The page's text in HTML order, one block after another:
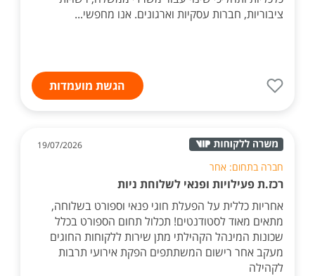
ציבוריות, חברות עסקיות וארגונים. אנו מחפשי...
הגשת מועמדות
19/07/2026
חברה בתחום: אחר
רכז.ת פעילויות ופנאי לשלוחת ניות
אחריות כללית על הפעלת חוגי פנאי וספורט בשלוחה,
מתאים מאוד לסטודנטים! תכלול תחום הספורט בכלל
שכונות המינהל הקהילתי מתן שירות ללקוחות החוגים
מעקב אחר רישום המשתתפים הפקת אירועי תרבות
לקהילה